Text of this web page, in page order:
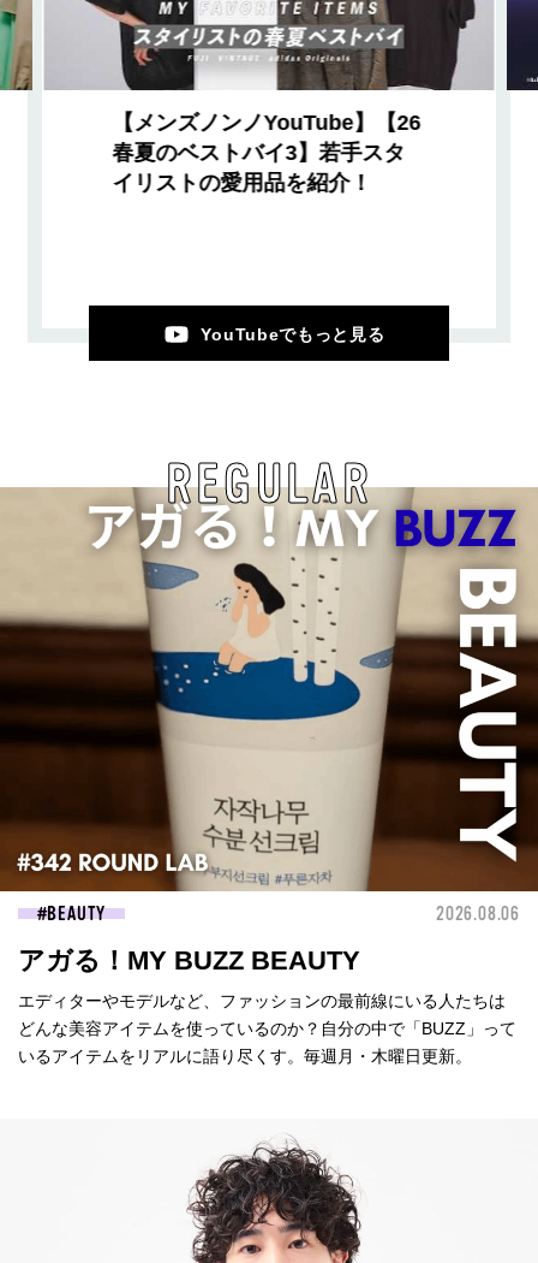
【メンズノンノYouTube】【26
春夏のベストバイ3】若手スタ
イリストの愛用品を紹介！
YouTubeでもっと見る
REGULAR
BEAUTY 2026.08.06
アガる！MY BUZZ BEAUTY
エディターやモデルなど、ファッションの最前線にいる人たちは
どんな美容アイテムを使っているのか？自分の中で「BUZZ」って
いるアイテムをリアルに語り尽くす。毎週月・木曜日更新。